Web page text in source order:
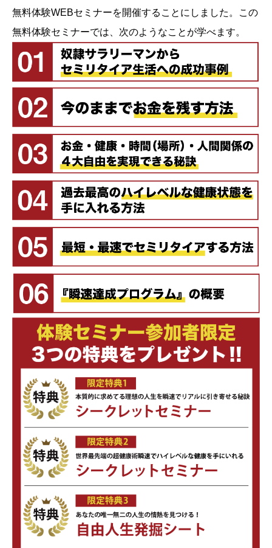
無料体験WEBセミナーを開催することにしました。この
無料体験セミナーでは、次のようなことが学べます。